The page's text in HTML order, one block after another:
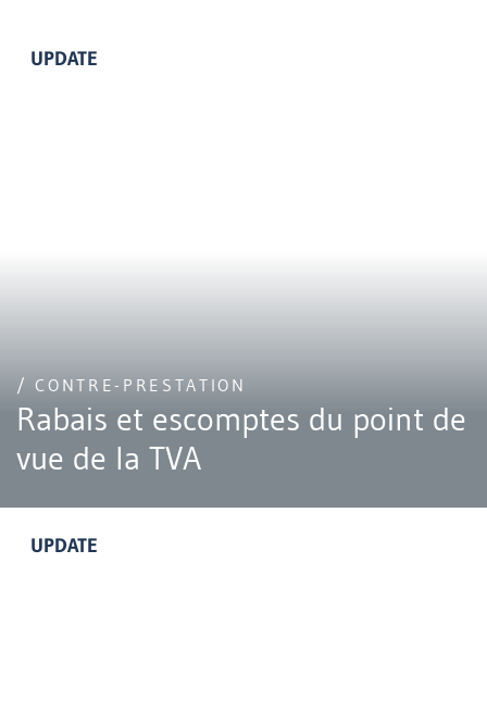
UPDATE
/ CONTRE-PRESTATION
Rabais et escomptes du point de
vue de la TVA
UPDATE